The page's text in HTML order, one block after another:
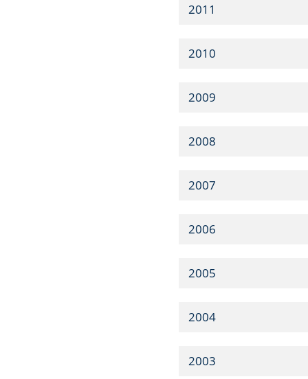
2011
2010
2009
2008
2007
2006
2005
2004
2003